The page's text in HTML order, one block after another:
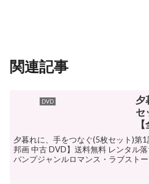
関連記事
DVD
夕
セ
ち
夕暮れに、手をつなぐ(5枚セット)第
邦画 中古 DVD】送料無料 レンタル
バンプジャンルロマンス・ラブスト